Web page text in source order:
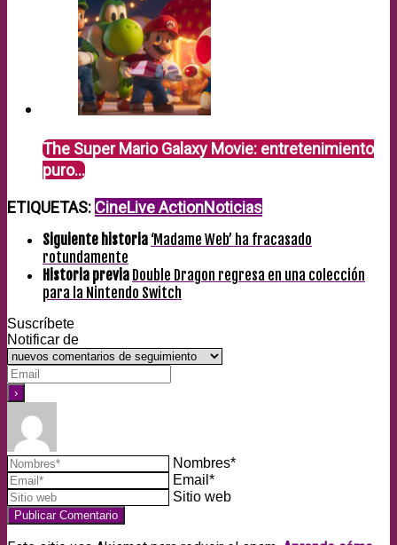
The Super Mario Galaxy Movie: entretenimiento
puro…
ETIQUETAS: CineLive ActionNoticias
Siguiente historia ‘Madame Web’ ha fracasado
rotundamente
Historia previa Double Dragon regresa en una colección
para la Nintendo Switch
Suscríbete
Notificar de
Nombres*
Email*
Sitio web